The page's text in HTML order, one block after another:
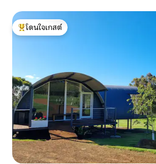
โดนใจเกสต์ที่สุด
โดนใจเกสต์